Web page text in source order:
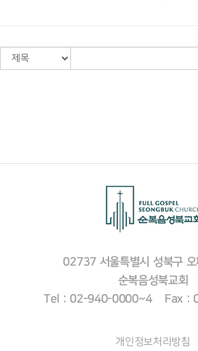
02737 서울특별시 성북구
순복음성북교회
Tel : 02-940-0000~4 Fax :
개인정보처리방침